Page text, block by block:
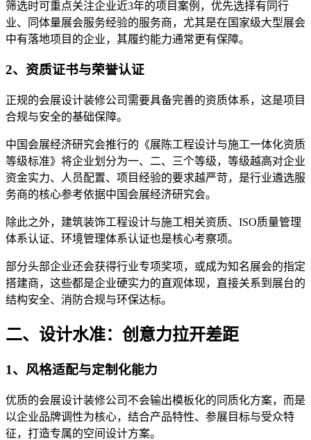
筛选时可重点关注企业近3年的项目案例，优先选择有同行
业、同体量展会服务经验的服务商，尤其是在国家级大型展会
中有落地项目的企业，其履约能力通常更有保障。
2、资质证书与荣誉认证
正规的会展设计装修公司需要具备完善的资质体系，这是项目
合规与安全的基础保障。
中国会展经济研究会推行的《展陈工程设计与施工一体化资质
等级标准》将企业划分为一、二、三个等级，等级越高对企业
资金实力、人员配置、项目经验的要求越严苛，是行业遴选服
务商的核心参考依据中国会展经济研究会。
除此之外，建筑装饰工程设计与施工相关资质、ISO质量管理
体系认证、环境管理体系认证也是核心考察项。
部分头部企业还会获得行业专项奖项，或成为知名展会的指定
搭建商，这些都是企业硬实力的直观体现，直接关系到展台的
结构安全、消防合规与环保达标。
二、设计水准：创意力拉开差距
1、风格适配与定制化能力
优质的会展设计装修公司不会输出模板化的同质化方案，而是
以企业品牌调性为核心，结合产品特性、参展目标与受众特
征，打造专属的空间设计方案。